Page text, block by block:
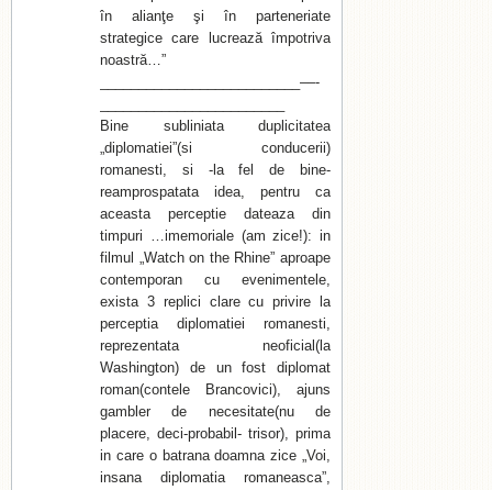
în alianţe şi în parteneriate
strategice care lucrează împotriva
noastră…”
__________________________––-
Bine subliniata duplicitatea
„diplomatiei”(si conducerii)
romanesti, si -la fel de bine-
reamprospatata idea, pentru ca
aceasta perceptie dateaza din
timpuri …imemoriale (am zice!): in
filmul „Watch on the Rhine” aproape
contemporan cu evenimentele,
exista 3 replici clare cu privire la
perceptia diplomatiei romanesti,
reprezentata neoficial(la
Washington) de un fost diplomat
roman(contele Brancovici), ajuns
gambler de necesitate(nu de
placere, deci-probabil- trisor), prima
in care o batrana doamna zice „Voi,
insana diplomatia romaneasca”,